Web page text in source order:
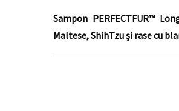
Sampon PERFECTFUR™
Maltese, ShihTzu și rase cu